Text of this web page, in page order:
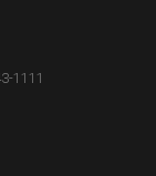
1111